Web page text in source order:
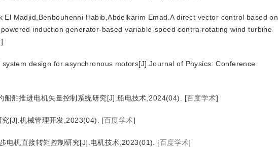
El Madjid,Benbouhenni Habib,Abdelkarim Emad.A direct vector control based on
induction generator-based variable-speed contra-rotating wind turbine
]
design for asynchronous motors[J].Journal of Physics: Conference
船舶推进电机矢量控制系统研究[J].船电技术,2024(04). [百度学术]
[J].机械管理开发,2023(04). [百度学术]
电机直接转矩控制研究[J].电机技术,2023(01). [百度学术]